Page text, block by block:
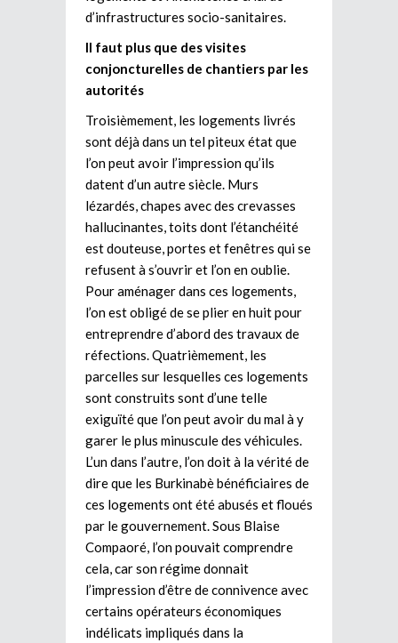
d’infrastructures socio-sanitaires.
Il faut plus que des visites
conjoncturelles de chantiers par les
autorités
Troisièmement, les logements livrés
sont déjà dans un tel piteux état que
l’on peut avoir l’impression qu’ils
datent d’un autre siècle. Murs
lézardés, chapes avec des crevasses
hallucinantes, toits dont l’étanchéité
est douteuse, portes et fenêtres qui se
refusent à s’ouvrir et l’on en oublie.
Pour aménager dans ces logements,
l’on est obligé de se plier en huit pour
entreprendre d’abord des travaux de
réfections. Quatrièmement, les
parcelles sur lesquelles ces logements
sont construits sont d’une telle
exiguïté que l’on peut avoir du mal à y
garer le plus minuscule des véhicules.
L’un dans l’autre, l’on doit à la vérité de
dire que les Burkinabè bénéficiaires de
ces logements ont été abusés et floués
par le gouvernement. Sous Blaise
Compaoré, l’on pouvait comprendre
cela, car son régime donnait
l’impression d’être de connivence avec
certains opérateurs économiques
indélicats impliqués dans la